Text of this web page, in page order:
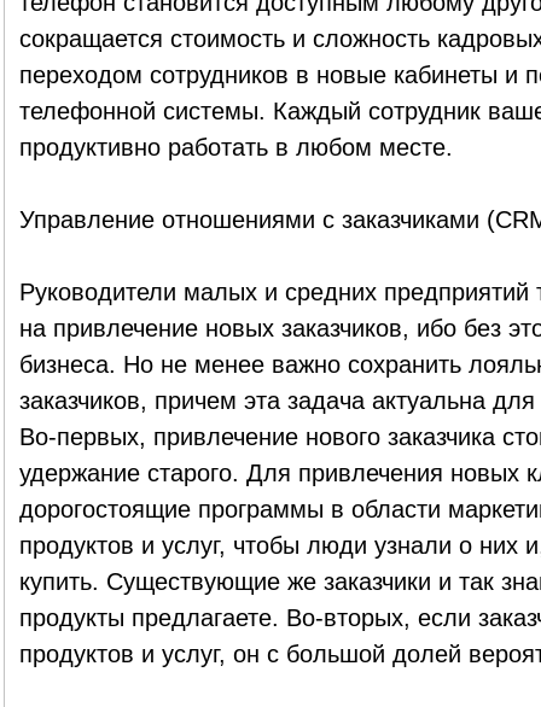
сокращается стоимость и сложность
переходом сотрудников в новые кабинеты и
телефонной системы. Каждый сотрудник
продуктивно работать в любом месте.
Управление отношениями с заказчиками
Руководители малых и средних предприятий
на привлечение новых заказчиков, ибо без
бизнеса. Но не менее важно сохранить
заказчиков, причем эта задача актуальна
Во-первых, привлечение нового заказчика
удержание старого. Для привлечения новых
дорогостоящие программы в области
продуктов и услуг, чтобы люди узнали о них
купить. Существующие же заказчики и так
продукты предлагаете. Во-вторых, если
продуктов и услуг, он с большой долей